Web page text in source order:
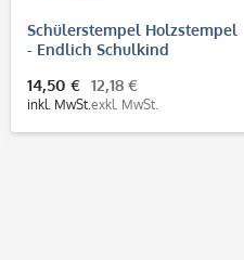
Schülerstempel Holzstempel
- Endlich Schulkind
14,50 €
inkl. MwSt.
12,18 €
exkl. MwSt.